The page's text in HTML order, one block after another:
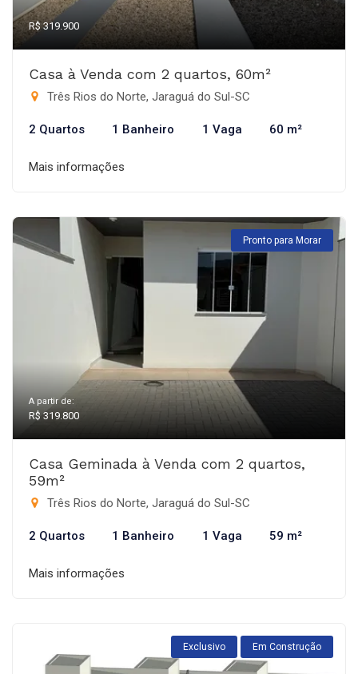
R$ 319.900
Casa à Venda com 2 quartos, 60m²
Três Rios do Norte, Jaraguá do Sul-SC
2 Quartos 1 Banheiro 1 Vaga 60 m²
Mais informações
Pronto para Morar
A partir de:
R$ 319.800
Casa Geminada à Venda com 2 quartos,
59m²
Três Rios do Norte, Jaraguá do Sul-SC
2 Quartos 1 Banheiro 1 Vaga 59 m²
Mais informações
Exclusivo Em Construção